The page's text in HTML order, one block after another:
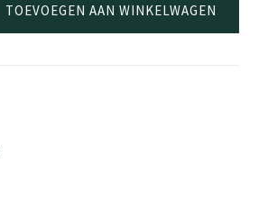
TOEVOEGEN AAN WINKELWAGEN